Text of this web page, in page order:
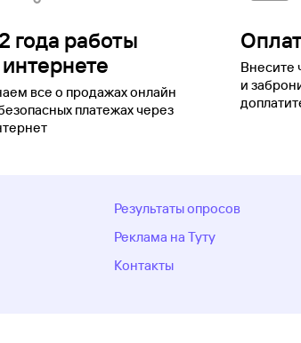
года работы
все о продажах онлайн
платежах через
Внесите
и
Результаты опросов
Реклама на Туту
Контакты